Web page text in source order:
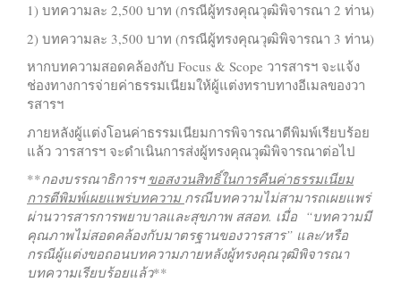
1) บทความละ 2,500 บาท (กรณีผู้ทรงคุณวุฒิพิจารณา 2 ท่าน)
2) บทความละ 3,500 บาท (กรณีผู้ทรงคุณวุฒิพิจารณา 3 ท่าน)
หากบทความสอดคล้องกับ Focus & Scope วารสารฯ จะแจ้ง
ช่องทางการจ่ายค่าธรรมเนียมให้ผู้แต่งทราบทางอีเมลของวา
รสารฯ
ภายหลังผู้แต่งโอนค่าธรรมเนียมการพิจารณาตีพิมพ์เรียบร้อย
แล้ว วารสารฯ จะดำเนินการส่งผู้ทรงคุณวุฒิพิจารณาต่อไป
**กองบรรณาธิการฯ ขอสงวนสิทธิ์ในการคืนค่าธรรมเนียม
การตีพิมพ์เผยแพร่บทความ กรณีบทความไม่สามารถเผยแพร่
ผ่านวารสารการพยาบาลและสุขภาพ สสอท. เมื่อ “บทความมี
คุณภาพไม่สอดคล้องกับมาตรฐานของวารสาร” และ/หรือ
กรณีผู้แต่งขอถอนบทความภายหลังผู้ทรงคุณวุฒิพิจารณา
บทความเรียบร้อยแล้ว**